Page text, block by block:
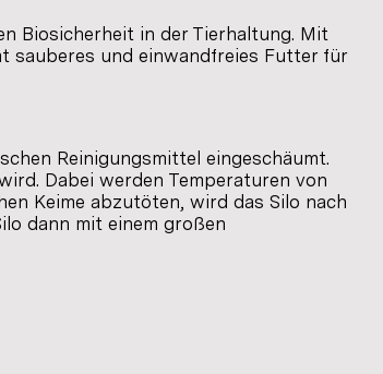
Biosicherheit in der Tierhaltung. Mit
sauberes und einwandfreies Futter für
Reinigungsmittel eingeschäumt.
Dabei werden Temperaturen von
Keime abzutöten, wird das Silo nach
dann mit einem großen